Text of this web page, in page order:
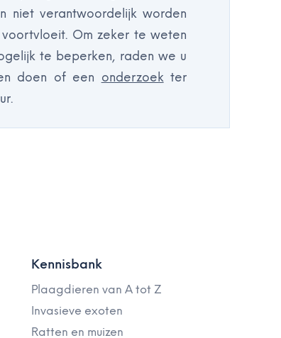
niet verantwoordelijk worden
Om zeker te weten
te beperken, raden we u
doen of een onderzoekter
Kennisbank
Plaagdieren van A tot Z
Invasieve exoten
Ratten en muizen